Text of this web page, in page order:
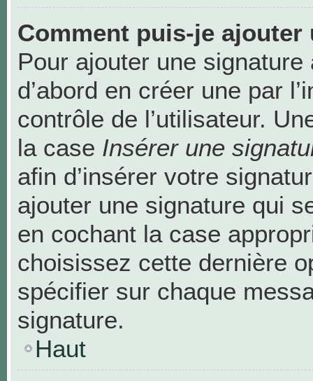
Comment puis-je ajouter
Pour ajouter une
d’abord en créer une par
contrôle de l’utilisateur.
la case Insérer une
afin d’insérer votre
ajouter une signature qui
en cochant la case
choisissez cette dernière
spécifier sur chaque
signature.
Haut